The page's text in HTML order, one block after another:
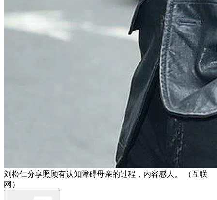
刘松仁分享照顾有认知障碍母亲的过程，内容感人。 （互联
网）